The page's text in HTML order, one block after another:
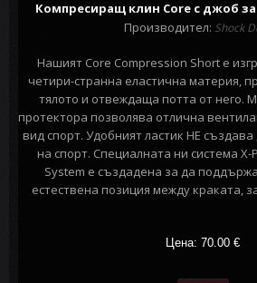
Компресиращ клин Core с джоб
Производител: Shock
Нашият Core Compression Short е
четири-странна еластична материя,
тялото и отвеждаща потта от него.
протектора позволява отлична
вид спорт. Удобният ластик НЕ
на спорт. Специалната ни система X-
System е създадена за да
естествена позиция между краката,
Цена: 70.00 €